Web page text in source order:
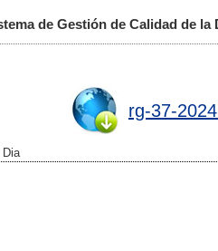
de Gestión de Calidad de
rg-37-
Dia